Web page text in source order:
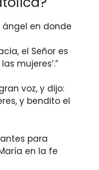
ángel en donde
el Señor es
mujeres’.”
voz, y dijo:
y bendito el
para
en la fe